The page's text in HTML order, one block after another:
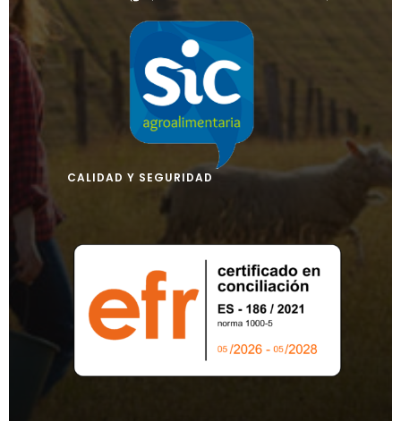
CALIDAD Y SEGURIDAD